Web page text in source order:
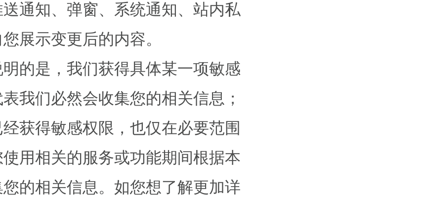
通知、弹窗、系统通知、站内私
展示变更后的内容。
的是，我们获得具体某一项敏感
我们必然会收集您的相关信息；
获得敏感权限，也仅在必要范围
用相关的服务或功能期间根据本
的相关信息。如您想了解更加详